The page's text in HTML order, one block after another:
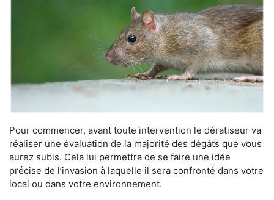
Pour commencer, avant toute intervention le dératiseur va
réaliser une évaluation de la majorité des dégâts que vous
aurez subis. Cela lui permettra de se faire une idée
précise de l’invasion à laquelle il sera confronté dans votre
local ou dans votre environnement.